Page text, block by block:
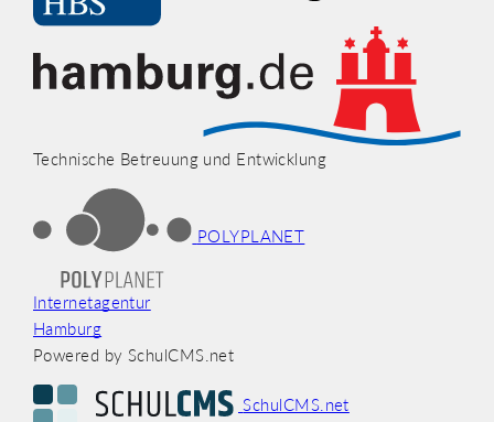
Technische Betreuung und Entwicklung
POLYPLANET
Internetagentur
Hamburg
Powered by SchulCMS.net
SchulCMS.net